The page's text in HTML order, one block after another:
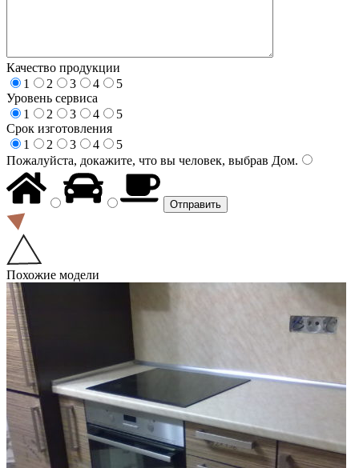
Качество продукции
1
2 3 4
5
Уровень сервиса
1
2 3 4
5
Срок изготовления
1
2 3 4
5
Пожалуйста, докажите, что вы человек, выбрав Дом.
Похожие модели